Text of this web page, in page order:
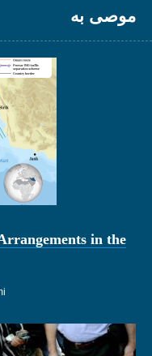
موصى به
in the